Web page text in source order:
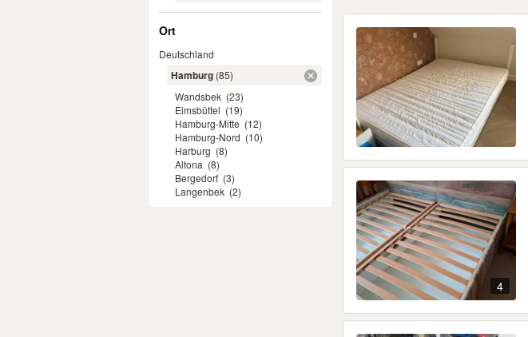
Ort
Deutschland
Hamburg (85)
Wandsbek (23)
Eimsbüttel (19)
Hamburg-Mitte (12)
Hamburg-Nord (10)
Harburg (8)
Altona (8)
Bergedorf (3)
Langenbek (2)
4